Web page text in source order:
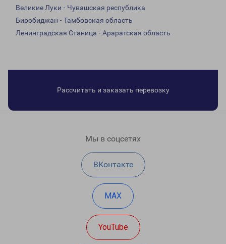
Великие Луки - Чувашская республика
Биробиджан - Тамбовская область
Ленинградская Станица - Араратская область
Рассчитать и заказать перевозку
Мы в соцсетях
ВКонтакте
MAX
YouTube